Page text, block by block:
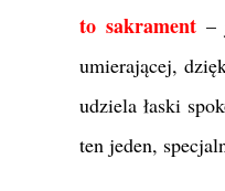
to sakrament–
umierającej,
udziela łaski
ten jeden,